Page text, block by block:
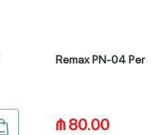
Remax PN-04
₼ 80.00